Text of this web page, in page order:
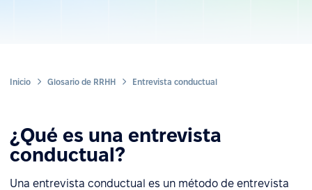
Inicio Glosario de RRHH Entrevista conductual
¿Qué es una entrevista
conductual?
Una entrevista conductual es un método de entrevista